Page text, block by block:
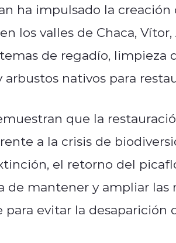
ha impulsado la
los valles de Chaca,
de regadío, limpieza
arbustos nativos para
que la
a la crisis de
el retorno del
de mantener y ampliar
para evitar la